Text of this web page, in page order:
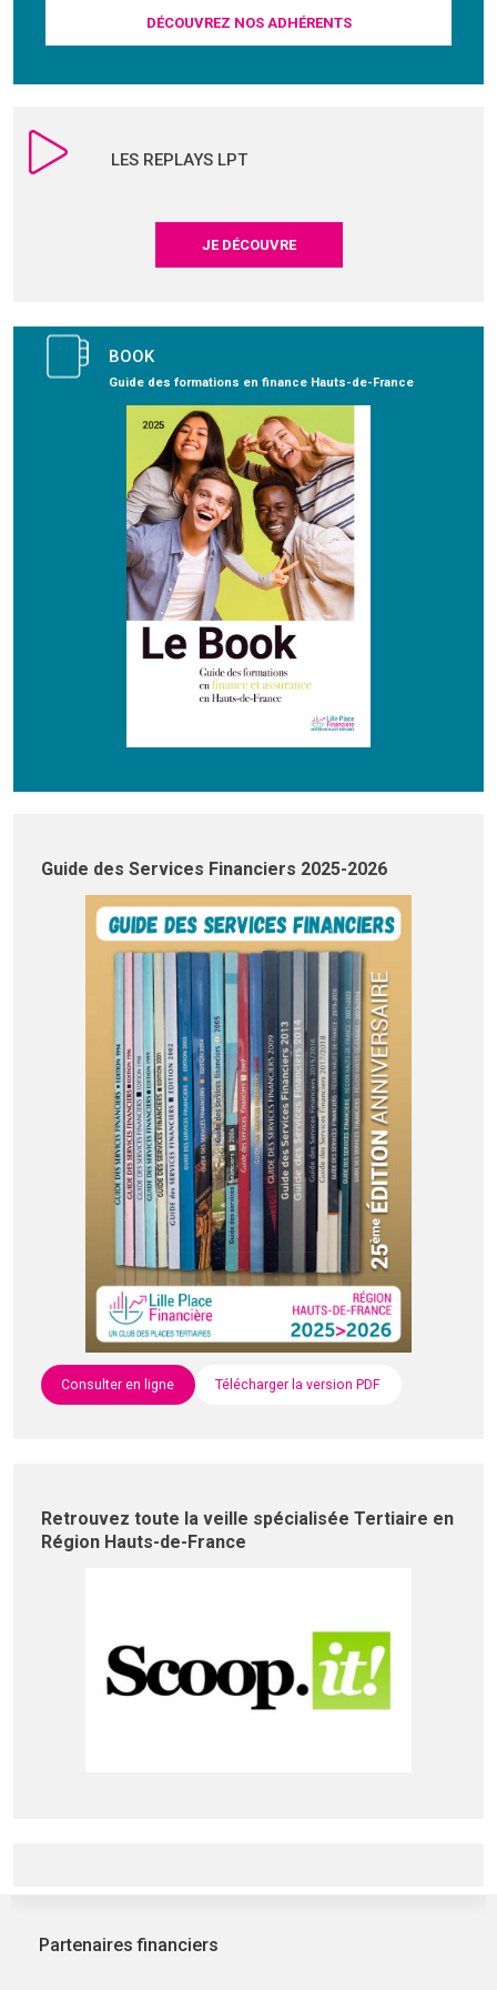
DÉCOUVREZ NOS ADHÉRENTS
LES REPLAYS LPT
JE DÉCOUVRE
BOOK
Guide des formations en finance Hauts-de-France
Guide des Services Financiers 2025-2026
Consulter en ligne Télécharger la version PDF
Retrouvez toute la veille spécialisée Tertiaire en
Région Hauts-de-France
Partenaires financiers